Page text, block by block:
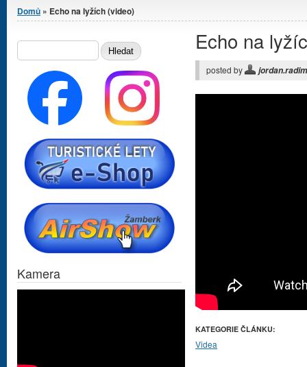
Jste zde
Domů » Echo na lyžích (video)
Echo na
posted by jordan.radim
KATEGORIE ČLÁNKU:
Videa
Vyhledávání
Kamera